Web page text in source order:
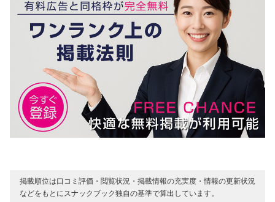
掲載順位は口コミ評価・閲覧状況・掲載情報の充実度・情報の更新状況
などをもとにスナックブック独自の基準で算出しています。